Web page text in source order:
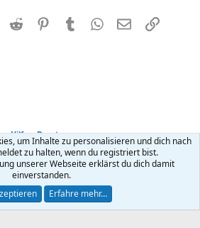
Reddit PinterestTumblr WhatsApp
E-MailLink
- Hilfe + Beratung
Datenschutz Hilfe
R
® © 2010-2026 XenForo Ltd.
um Inhalte zu personalisieren und dich nach
zu halten, wenn du registriert bist.
unserer Webseite erklärst du dich damit
einverstanden.
Erfahre mehr…